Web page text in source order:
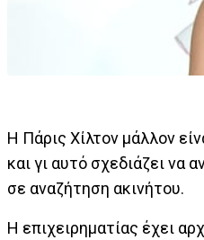
Η Πάρις Χίλτον μάλλον
και γι αυτό σχεδιάζει να
σε αναζήτηση ακινήτου.
Η επιχειρηματίας έχει